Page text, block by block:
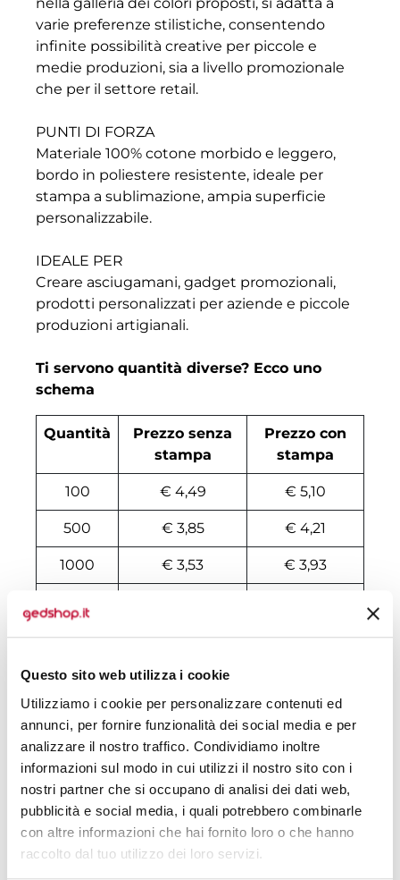
Questo sito web utilizza i cookie
Utilizziamo i cookie per personalizzare contenuti ed
annunci, per fornire funzionalità dei social media e per
analizzare il nostro traffico. Condividiamo inoltre
informazioni sul modo in cui utilizzi il nostro sito con i
nostri partner che si occupano di analisi dei dati web,
pubblicità e social media, i quali potrebbero combinarle
con altre informazioni che hai fornito loro o che hanno
raccolto dal tuo utilizzo dei loro servizi.
varie preferenze stilistiche, consentendo
infinite possibilità creative per piccole e
medie produzioni, sia a livello promozionale
che per il settore retail.
PUNTI DI FORZA
Materiale 100% cotone morbido e leggero,
bordo in poliestere resistente, ideale per
stampa a sublimazione, ampia superficie
personalizzabile.
IDEALE PER
Creare asciugamani, gadget promozionali,
prodotti personalizzati per aziende e piccole
produzioni artigianali.
Ti servono quantità diverse? Ecco uno
schema
Quantità
Prezzo senza
stampa
Prezzo con
stampa
100 € 4,49 € 5,10
500 € 3,85 € 4,21
1000 € 3,53 € 3,93
3000 € 3,43 € 3,72
4000 € 3,41
5000 € 3,41 € 3,59
6000 € 3,39 € 3,57
7000 € 3,38 € 3,56
€ 3,36
10000 € 3,34